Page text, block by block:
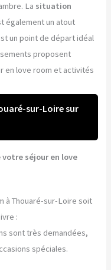
La situation
également un atout
un point de départ idéal
proposent
en love room et activités
sur-Loire sur
séjour en love
à Thouaré-sur-Loire soit
:
sont très demandées,
spéciales.